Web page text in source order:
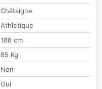
Châtaigne
Athletique
188 cm
85 Kg
Non
Oui